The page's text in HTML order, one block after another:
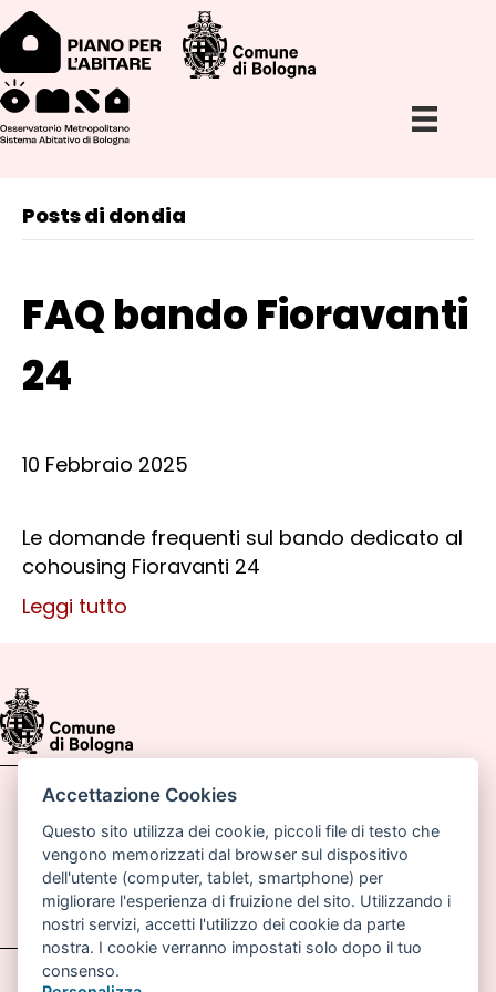
Posts di dondia
FAQ bando Fioravanti
24
10 Febbraio 2025
Le domande frequenti sul bando dedicato al
cohousing Fioravanti 24
Leggi tutto
Comune di Bologna, Piazza Maggiore, 6 - 40124
Bologna
P.lva: 01232710374
Email:pianoabitarebologna@comune.bologna.it
Accessibilità
Accettazione Cookies
Questo sito utilizza dei cookie, piccoli file di testo che
vengono memorizzati dal browser sul dispositivo
dell'utente (computer, tablet, smartphone) per
migliorare l'esperienza di fruizione del sito. Utilizzando i
nostri servizi, accetti l'utilizzo dei cookie da parte
nostra. I cookie verranno impostati solo dopo il tuo
consenso.